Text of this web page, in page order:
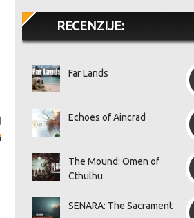
RECENZIJE:
Far Lands
Echoes of Aincrad
The Mound: Omen of
Cthulhu
SENARA: The Sacrament